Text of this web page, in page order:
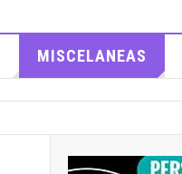
MISCELANEAS